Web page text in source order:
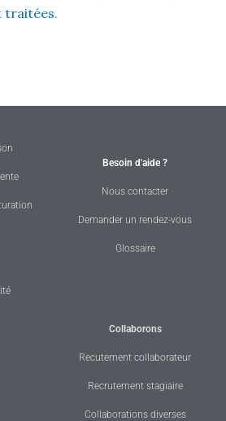
traitées.
Besoin d'aide ?
Nous contacter
Demander un rendez-vous
Glossaire
Collaborons
Recutement collaborateur
Recrutement stagiaire
Collaborations diverses